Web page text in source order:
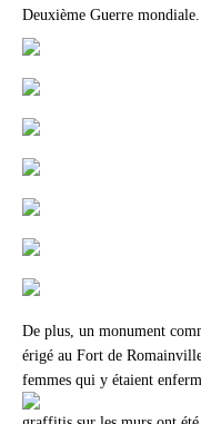
Deuxième Guerre mondiale.
De plus, un monument
érigé au Fort de
femmes qui y étaient